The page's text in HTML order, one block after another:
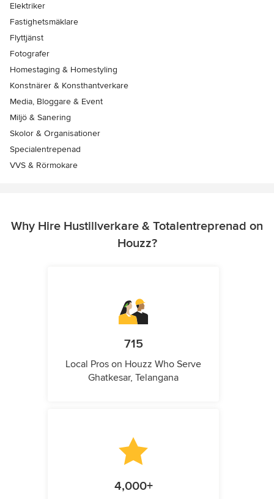
Elektriker
Fastighetsmäklare
Flyttjänst
Fotografer
Homestaging & Homestyling
Konstnärer & Konsthantverkare
Media, Bloggare & Event
Miljö & Sanering
Skolor & Organisationer
Specialentrepenad
VVS & Rörmokare
Why Hire Hustillverkare & Totalentreprenad on
Houzz?
715
Local Pros on Houzz Who Serve
Ghatkesar, Telangana
4,000+